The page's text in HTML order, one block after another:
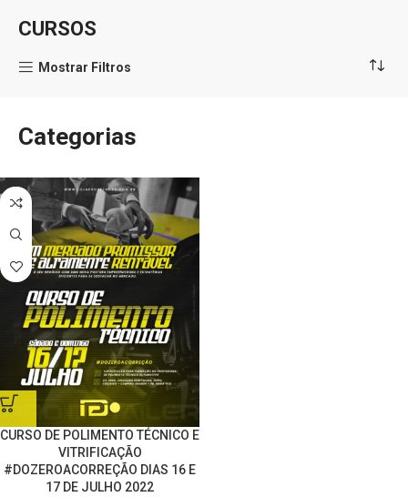
CURSOS
Mostrar Filtros
Categorias
CURSO DE POLIMENTO TÉCNICO E
VITRIFICAÇÃO
#DOZEROACORREÇÃO DIAS 16 E
17 DE JULHO 2022